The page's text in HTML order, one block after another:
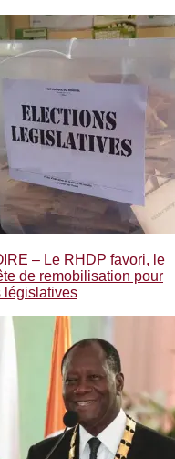
– Le RHDP favori, le
de remobilisation pour
législatives